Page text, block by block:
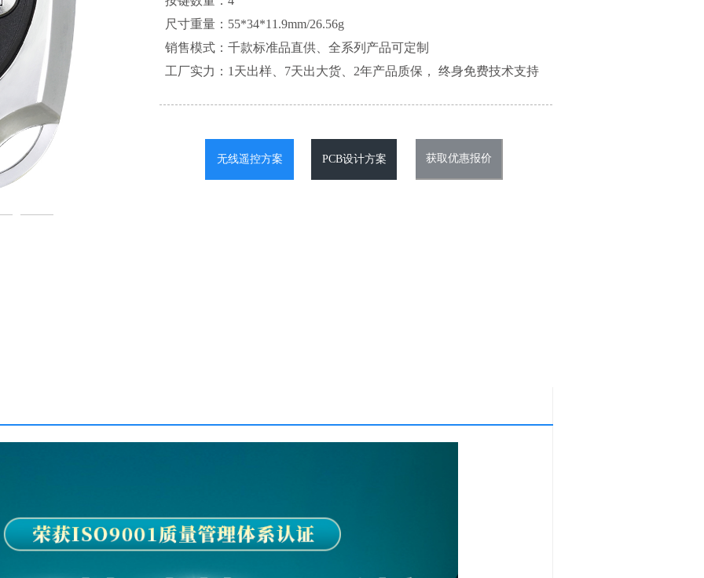
尺寸重量：55*34*11.9mm/26.56g
销售模式：千款标准品直供、全系列产品可定制
工厂实力：1天出样、7天出大货、2年产品质保， 终身免费技术支持
无线遥控方案 PCB设计方案 获取优惠报价